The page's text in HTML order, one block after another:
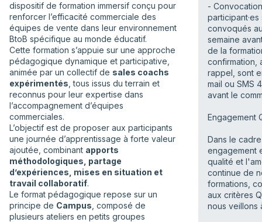
dispositif de formation immersif conçu pour
renforcer l’efficacité commerciale des
équipes de vente dans leur environnement
BtoB spécifique au monde éducatif.
Cette formation s’appuie sur une approche
pédagogique dynamique et participative,
animée par un collectif de sales coachs
expérimentés , tous issus du terrain et
reconnus pour leur expertise dans
l’accompagnement d’équipes
commerciales.
L’objectif est de proposer aux participants
une journée d’apprentissage à forte valeur
ajoutée, combinant apports
méthodologiques, partage
d’expériences, mises en situation et
travail collaboratif.
Le format pédagogique repose sur un
principe de Campus , composé de
plusieurs ateliers en petits groupes
-
participant·es
convoqués
semaine
de la
confirmation,
rappel, sont
mail ou SMS
avant le
Engagement
Dans le
engagement
qualité et
continue de
formations,
aux critères
nous veillons